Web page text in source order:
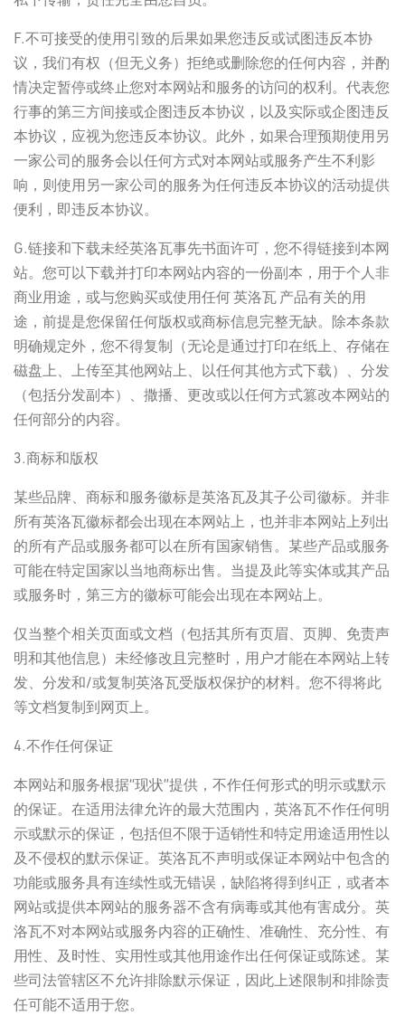
F.不可接受的使用引致的后果如果您违反或试图违反本协
议，我们有权（但无义务）拒绝或删除您的任何内容，并酌
情决定暂停或终止您对本网站和服务的访问的权利。代表您
行事的第三方间接或企图违反本协议，以及实际或企图违反
本协议，应视为您违反本协议。此外，如果合理预期使用另
一家公司的服务会以任何方式对本网站或服务产生不利影
响，则使用另一家公司的服务为任何违反本协议的活动提供
便利，即违反本协议。
G.链接和下载未经英洛瓦事先书面许可，您不得链接到本网
站。您可以下载并打印本网站内容的一份副本，用于个人非
商业用途，或与您购买或使用任何 英洛瓦 产品有关的用
途，前提是您保留任何版权或商标信息完整无缺。除本条款
明确规定外，您不得复制（无论是通过打印在纸上、存储在
磁盘上、上传至其他网站上、以任何其他方式下载）、分发
（包括分发副本）、撒播、更改或以任何方式篡改本网站的
任何部分的内容。
3.商标和版权
某些品牌、商标和服务徽标是英洛瓦及其子公司徽标。并非
所有英洛瓦徽标都会出现在本网站上，也并非本网站上列出
的所有产品或服务都可以在所有国家销售。某些产品或服务
可能在特定国家以当地商标出售。当提及此等实体或其产品
或服务时，第三方的徽标可能会出现在本网站上。
仅当整个相关页面或文档（包括其所有页眉、页脚、免责声
明和其他信息）未经修改且完整时，用户才能在本网站上转
发、分发和/或复制英洛瓦受版权保护的材料。您不得将此
等文档复制到网页上。
4.不作任何保证
本网站和服务根据“现状”提供，不作任何形式的明示或默示
的保证。在适用法律允许的最大范围内，英洛瓦不作任何明
示或默示的保证，包括但不限于适销性和特定用途适用性以
及不侵权的默示保证。英洛瓦不声明或保证本网站中包含的
功能或服务具有连续性或无错误，缺陷将得到纠正，或者本
网站或提供本网站的服务器不含有病毒或其他有害成分。英
洛瓦不对本网站或服务内容的正确性、准确性、充分性、有
用性、及时性、实用性或其他用途作出任何保证或陈述。某
些司法管辖区不允许排除默示保证，因此上述限制和排除责
任可能不适用于您。